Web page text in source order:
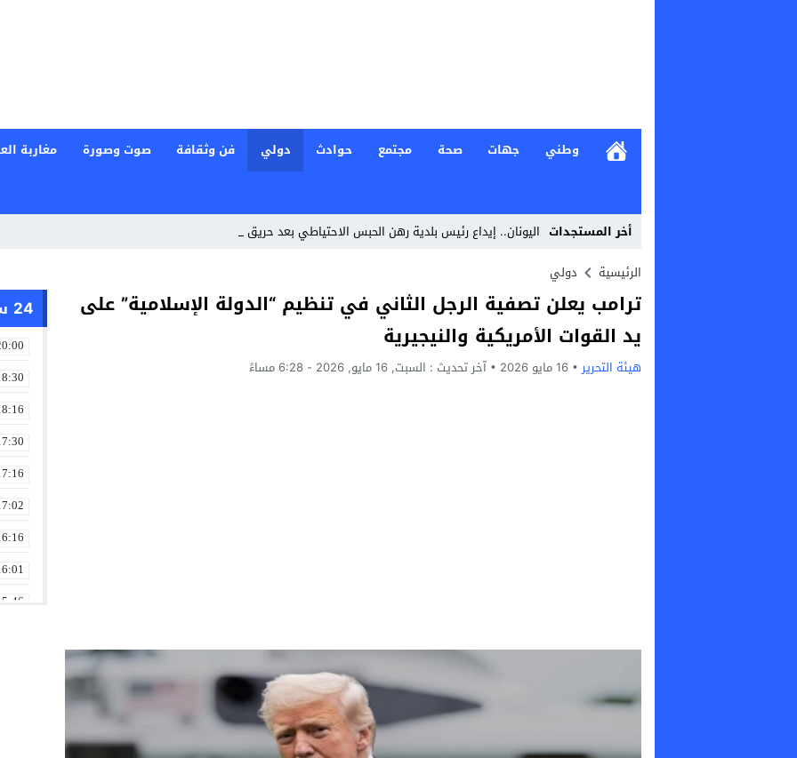
وطني جهات صحة مجتمع حوادث دولي فن وثقافة صوت وصورة مغاربة
أخر المستجدات اليونان.. إيداع رئيس بلدية رهن الحبس الاحتياطي بعد حريق غرب أثينا
Previous
Next
الرئيسية دولي
ترامب يعلن تصفية الرجل الثاني في تنظيم “الدولة الإسلامية” على
يد القوات الأمريكية والنيجيرية
هيئة التحرير 16 مايو 2026 آخر تحديث : السبت, 16 مايو, 2026 - 6:28 مساءً
24 ساعة